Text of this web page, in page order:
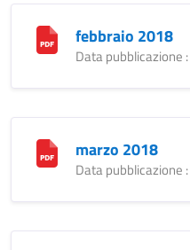
febbraio 2018
Data pubblicazione
marzo 2018
Data pubblicazione